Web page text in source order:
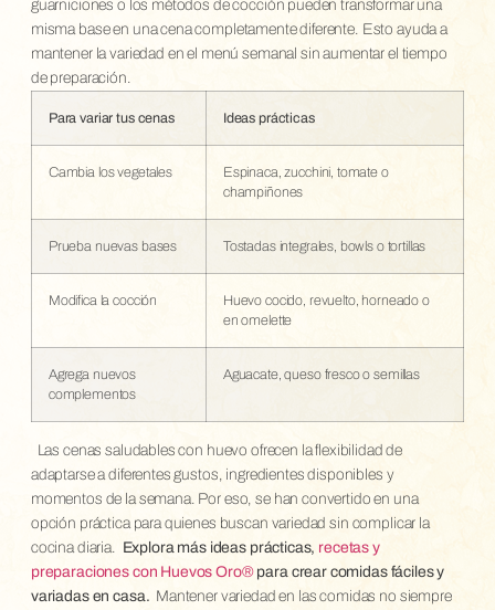
guarniciones o los métodos de cocción pueden transformar una
misma base en una cena completamente diferente. Esto ayuda a
mantener la variedad en el menú semanal sin aumentar el tiempo
de preparación.
Para variar tus cenas Ideas prácticas
Cambia los vegetales
Espinaca, zucchini, tomate o
champiñones
Prueba nuevas bases Tostadas integrales, bowls o tortillas
Modifica la cocción
Huevo cocido, revuelto, horneado o
en omelette
Agrega nuevos
complementos
Aguacate, queso fresco o semillas
Las cenas saludables con huevo ofrecen la flexibilidad de
adaptarse a diferentes gustos, ingredientes disponibles y
momentos de la semana. Por eso, se han convertido en una
opción práctica para quienes buscan variedad sin complicar la
cocina diaria.
Explora más ideas prácticas, recetas y
preparaciones con Huevos Oro®para crear comidas fáciles y
variadas en casa. Mantener variedad en las comidas no siempre